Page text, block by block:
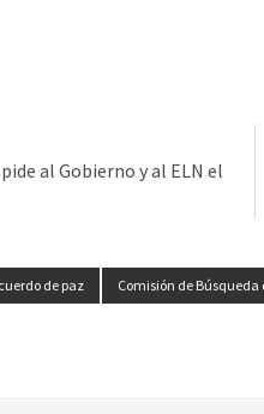
al Gobierno y al ELN el
de paz Comisión de Búsqueda